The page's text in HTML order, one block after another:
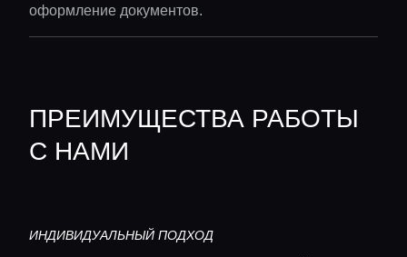
оформление документов.
ПРЕИМУЩЕСТВА РАБОТЫ
С НАМИ
ИНДИВИДУАЛЬНЫЙ ПОДХОД